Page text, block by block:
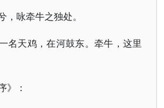
，咏牵牛之独处。
名天鸡，在河鼓东。牵牛，这里
》：